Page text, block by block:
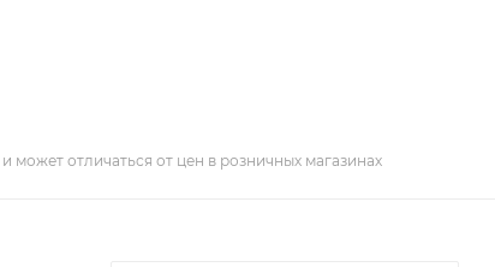
может отличаться от цен в розничных магазинах